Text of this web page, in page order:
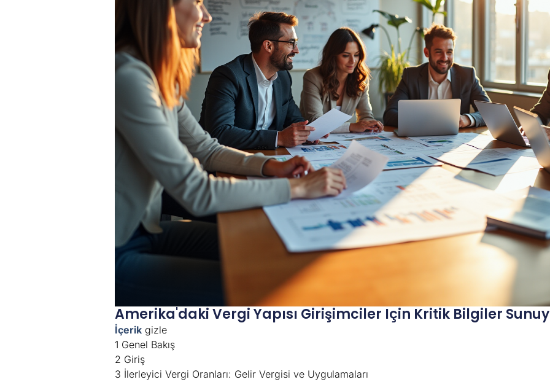
Amerika'daki Vergi Yapısı Girişimciler Için Kritik Bilgiler
İçerik gizle
1 Genel Bakış
2 Giriş
3 İlerleyici Vergi Oranları: Gelir Vergisi ve Uygulamaları